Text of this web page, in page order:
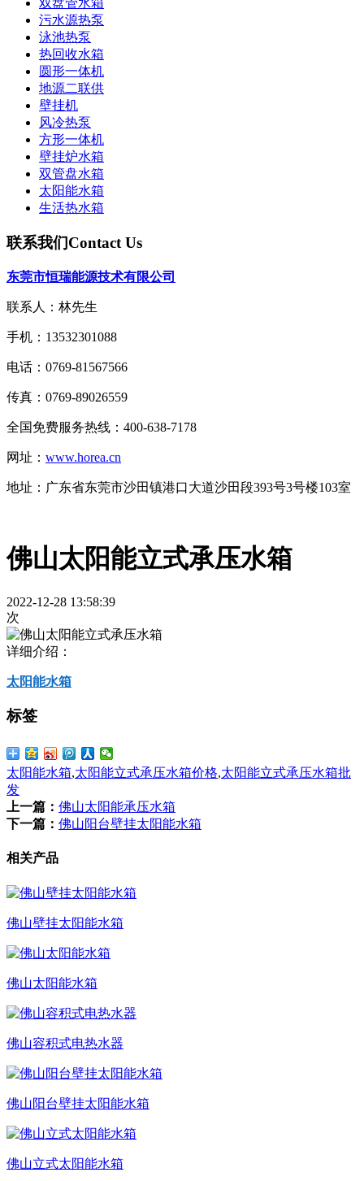
双盘管水箱
污水源热泵
泳池热泵
热回收水箱
圆形一体机
地源二联供
壁挂机
风冷热泵
方形一体机
壁挂炉水箱
双管盘水箱
太阳能水箱
生活热水箱
联系我们Contact Us
东莞市恒瑞能源技术有限公司
联系人：林先生
手机：13532301088
电话：0769-81567566
传真：0769-89026559
全国免费服务热线：400-638-7178
网址： www.horea.cn
地址： 广东省东莞市沙田镇港口大道沙田段393号3号楼103室
佛山太阳能立式承压水箱
2022-12-28 13:58:39
次
详细介绍：
太阳能水箱
标签
太阳能水箱,太阳能立式承压水箱价格,太阳能立式承压水箱批
发
上一篇： 佛山太阳能承压水箱
下一篇： 佛山阳台壁挂太阳能水箱
相关产品
佛山壁挂太阳能水箱
佛山太阳能水箱
佛山容积式电热水器
佛山阳台壁挂太阳能水箱
佛山立式太阳能水箱